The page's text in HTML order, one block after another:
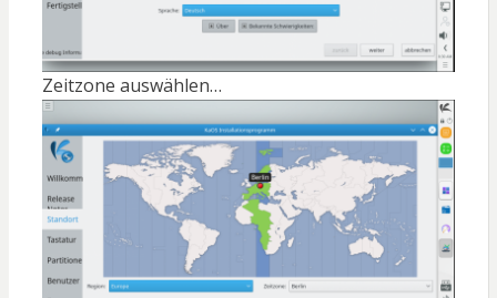
Zeitzone auswählen…